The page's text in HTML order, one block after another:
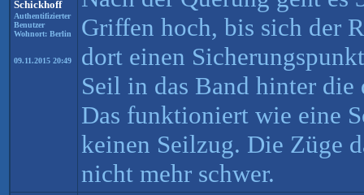
Schickhoff
Authentifizierter
Benutzer
Wohnort: Berlin
09.11.2015 20:49
Griffen hoch, bis sich der
dort einen
Seil in das Band hinter
Das funktioniert wie eine
keinen Seilzug. Die Züge
nicht mehr schwer.